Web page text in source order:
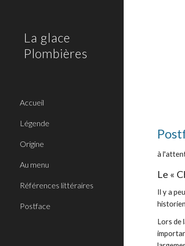
La glace
Plombières
Accueil
Légende
Origine
Au menu
Références littéraires
Postface
à
Le «
Il y a
Lors de